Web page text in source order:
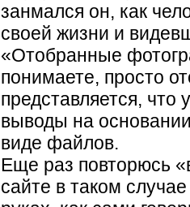
занмался он, как
своей жизни и
«Отобранные
понимаете, просто
представляется,
выводы на
виде файлов.
Еще раз повторюсь
сайте в таком